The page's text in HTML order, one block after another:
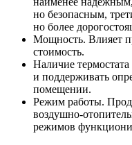
но безопасным,
но более
Мощность. Влияет
стоимость.
Наличие
и поддерживать
помещении.
Режим работы.
воздушно-
режимов